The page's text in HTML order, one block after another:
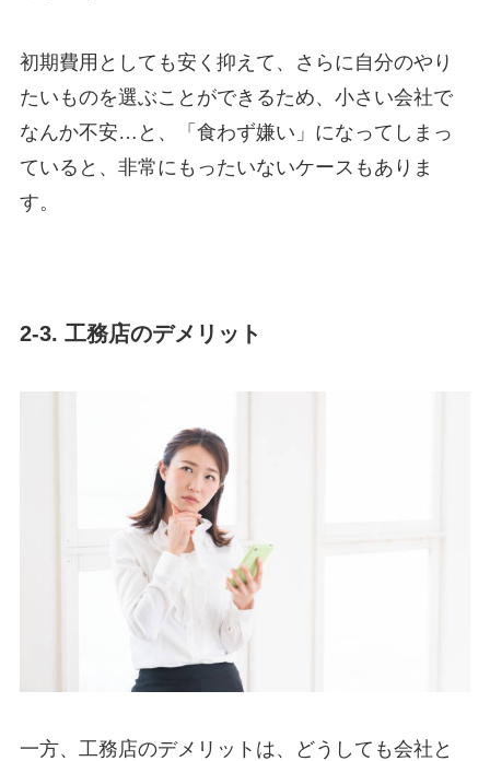
初期費用としても安く抑えて、さらに自分のやり
たいものを選ぶことができるため、小さい会社で
なんか不安…と、「食わず嫌い」になってしまっ
ていると、非常にもったいないケースもありま
す。
2-3. 工務店のデメリット
一方、工務店のデメリットは、どうしても会社と